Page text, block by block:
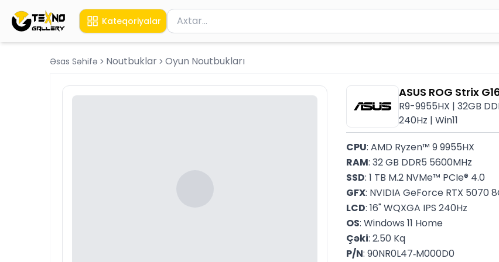
Kateqoriyalar Məhsul axtar
Axtarış üçün ən azı 2 simvol yazın. Göndərmək üçün Enter düyməsini
Əsas Səhifə Noutbuklar Oyun Noutbukları
ASUS ROG Strix
R9-9955HX | 32GB
240Hz | Win11
CPU: AMD Ryzen™ 9 9955HX
RAM: 32 GB DDR5 5600MHz
SSD: 1 TB M.2 NVMe™ PCIe® 4.0
GFX: NVIDIA GeForce RTX 5070
LCD: 16" WQXGA IPS 240Hz
OS: Windows 11 Home
Çəki: 2.50 Kq
P/N: 90NR0L47‑M000D0